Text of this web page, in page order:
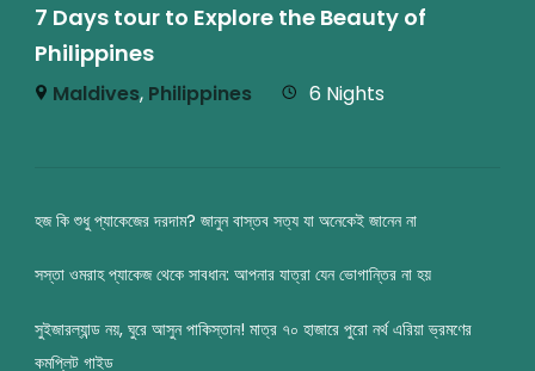
7 Days tour to Explore the Beauty of
Philippines
Maldives, Philippines 6 Nights
হজ কি শুধু প্যাকেজের দরদাম? জানুন বাস্তব সত্য যা অনেকেই জানেন না
সস্তা ওমরাহ প্যাকেজ থেকে সাবধান: আপনার যাত্রা যেন ভোগান্তির না হয়
সুইজারল্যান্ড নয়, ঘুরে আসুন পাকিস্তান! মাত্র ৭০ হাজারে পুরো নর্থ এরিয়া ভ্রমণের
কমপ্লিট গাইড